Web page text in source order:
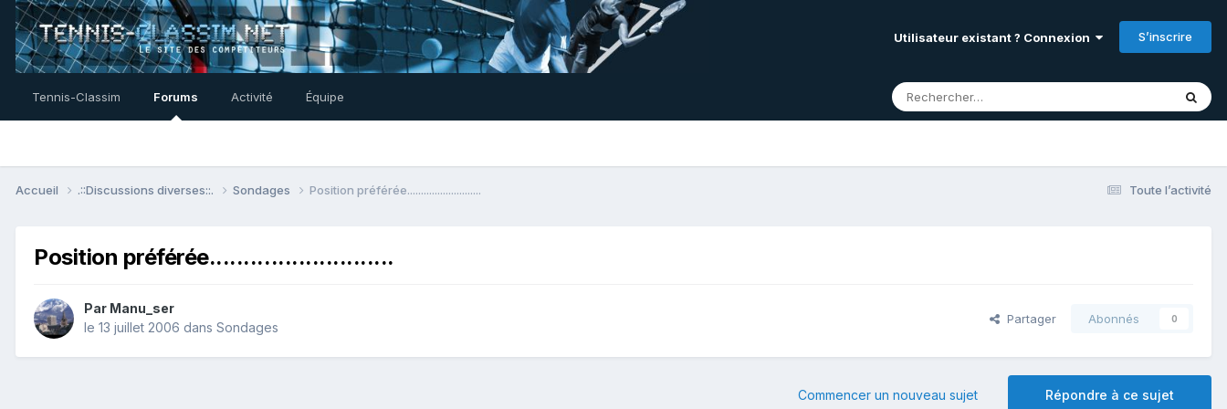
Utilisateur existant ? Connexion S’inscrire
Tennis-Classim Forums Activité Équipe
Toute l’activité
Accueil .::Discussions diverses::. Sondages Position préférée...........................
Position préférée...........................
Par Manu_ser
le 13 juillet 2006 dans Sondages
Partager Abonnés 0
Répondre à ce sujet
Commencer un nouveau sujet